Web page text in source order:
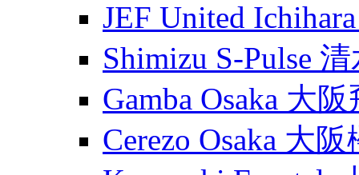
JEF United
Shimizu S-Pulse
Gamba Osaka 大
Cerezo Osaka 大